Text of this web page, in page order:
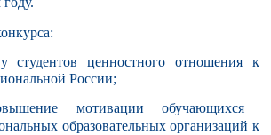
студентов ценностного отношения к
России;
мотивации обучающихся
образовательных организаций к